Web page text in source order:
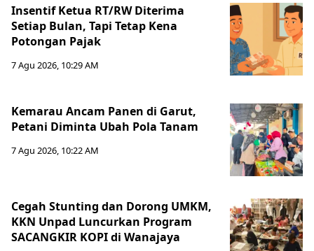
Insentif Ketua RT/RW Diterima
Setiap Bulan, Tapi Tetap Kena
Potongan Pajak
7 Agu 2026, 10:29 AM
Kemarau Ancam Panen di Garut,
Petani Diminta Ubah Pola Tanam
7 Agu 2026, 10:22 AM
Cegah Stunting dan Dorong UMKM,
KKN Unpad Luncurkan Program
SACANGKIR KOPI di Wanajaya